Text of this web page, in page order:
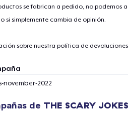
se fabrican a pedido, no podemos
si simplemente cambia de opinión.
sobre nuestra política de devoluciones
november-2022
de THE SCARY JOKES